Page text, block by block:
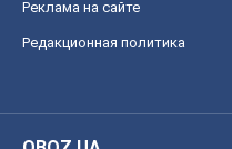
Реклама на сайте
Редакционная политика